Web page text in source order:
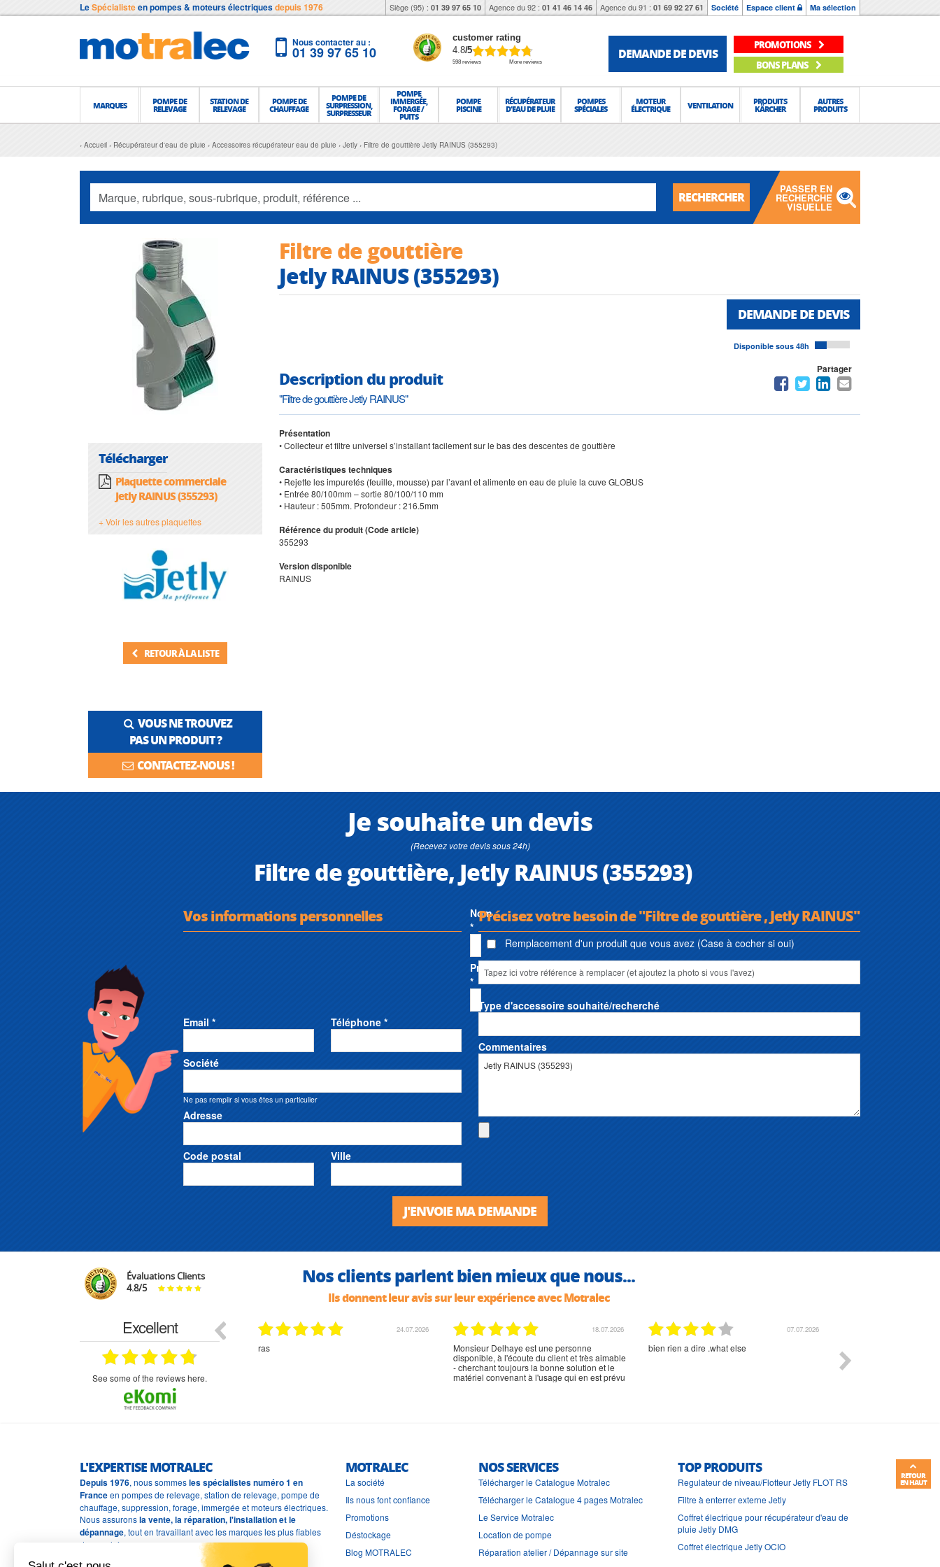
LeSpécialisteen pompes & moteurs électriquesdepuis 1976 Siège (95) : 01 39 97 65 10 Agence du 92 : 01 41 46 14 46 Agence du 91 : 01 69 92 27 61 Société Espace client Ma sélection
Nous contacter au :
01 39 97 65 10
customer rating
4.8/5
598 reviews More reviews
DEMANDE DE DEVIS
PROMOTIONS
BONS PLANS
MARQUES POMPE DE
RELEVAGE
STATION DE
RELEVAGE
POMPE DE
CHAUFFAGE
POMPE DE
SURPRESSION,
SURPRESSEUR
POMPE
IMMERGÉE,
FORAGE /
PUITS
POMPE
PISCINE
RÉCUPÉRATEUR
D'EAU DE PLUIE
POMPES
SPÉCIALES
MOTEUR
ÉLECTRIQUE VENTILATION PRODUITS
KÄRCHER
AUTRES
PRODUITS
Accueil Récupérateur d'eau de pluie Accessoires récupérateur eau de pluie Jetly Filtre de gouttière Jetly RAINUS (355293)
RECHERCHER
PASSER EN
RECHERCHE
VISUELLE
Télécharger
Plaquette commerciale
Jetly RAINUS (355293)
+ Voir les autres plaquettes
RETOUR À LA LISTE
VOUS NE TROUVEZ
PAS UN PRODUIT ?
CONTACTEZ-NOUS !
Filtre de gouttière
Jetly RAINUS (355293)
DEMANDE DE DEVIS
Disponible sous 48h
Description du produit
"Filtre de gouttière Jetly RAINUS"
Partager
Présentation
• Collecteur et filtre universel s’installant facilement sur le bas des descentes de gouttière
Caractéristiques techniques
• Rejette les impuretés (feuille, mousse) par l’avant et alimente en eau de pluie la cuve GLOBUS
• Entrée 80/100mm – sortie 80/100/110 mm
• Hauteur : 505mm. Profondeur : 216.5mm
Référence du produit (Code article)
355293
Version disponible
RAINUS
Je souhaite un devis
(Recevez votre devis sous 24h)
Filtre de gouttière, Jetly RAINUS (355293)
Vos informations personnelles
Nom
*
Prénom
*
Email * Téléphone *
Société
Ne pas remplir si vous êtes un particulier
Adresse
Code postal Ville
Précisez votre besoin de "Filtre de gouttière , Jetly RAINUS"
Remplacement d'un produit que vous avez (Case à cocher si oui)
Type d'accessoire souhaité/recherché
Commentaires
J'ENVOIE MA DEMANDE
Évaluations Clients
4.8/5 Nos clients parlent bien mieux que nous...
Ils donnent leur avis sur leur expérience avec Motralec
Excellent
see some of the reviews here.
29.03.2026
bonjour commande pompe puit malgré un
appel en dehors des heures d ouverture votre
commercial a géré ma demande le devis reçu
immédiatement un fois le paiement effectue la
commande a été valider l envoi a été un peu
long mais dans l ensemble très satisfait
24.07.2026
ras
18.07.2026
Monsieur Delhaye est une personne
disponible, à l'écoute du client et très aimable
- cherchant toujours la bonne solution et le
matériel convenant à l'usage qui en est prévu
07.07.2026
bien rien a dire .what else
L'EXPERTISE MOTRALEC
Depuis 1976, nous sommesles spécialistes numéro 1 en
Franceen pompes de relevage, station de relevage, pompe de
chauffage, suppression, forage, immergée et moteurs électriques.
Nous assuronsla vente, la réparation, l'installation et le
dépannage, tout en travaillant avec les marques les plus fiables
du marché.
MOTRALEC
La société
Ils nous font confiance
Promotions
Déstockage
Blog MOTRALEC
NOS SERVICES
Télécharger le Catalogue Motralec
Télécharger le Catalogue 4 pages Motralec
Le Service Motralec
Location de pompe
Réparation atelier / Dépannage sur site
TOP PRODUITS
Regulateur de niveau/Flotteur Jetly FLOT RS
Filtre à enterrer externe Jetly
Coffret électrique pour récupérateur d'eau de
pluie Jetly DMG
Coffret électrique Jetly OCIO
RETOUR
EN HAUT